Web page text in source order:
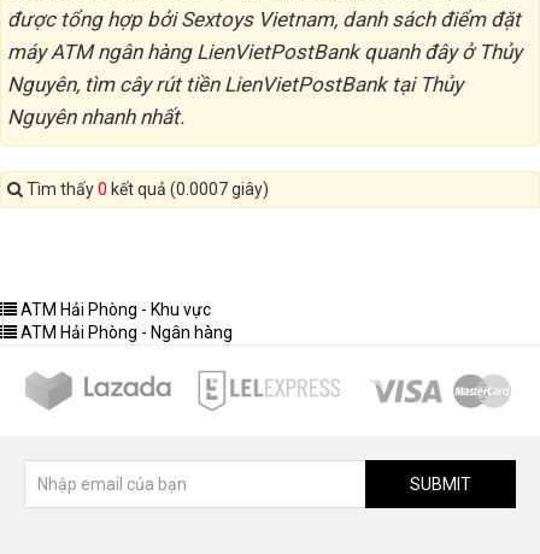
được tổng hợp bởi Sextoys Vietnam, danh sách điểm đặt
máy ATM ngân hàng LienVietPostBank quanh đây ở Thủy
Nguyên, tìm cây rút tiền LienVietPostBank tại Thủy
Nguyên nhanh nhất.
Tìm thấy0 kết quả (0.0007 giây)
ATM Hải Phòng - Khu vực
ATM Hải Phòng - Ngân hàng
SUBMIT